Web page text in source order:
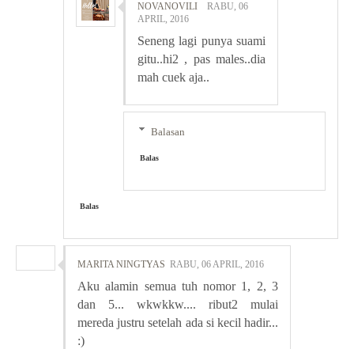
NOVANOVILI
RABU, 06
APRIL, 2016
Seneng lagi punya suami
gitu..hi2 , pas males..dia
mah cuek aja..
Balasan
Balas
Balas
MARITA NINGTYAS RABU, 06 APRIL, 2016
Aku alamin semua tuh nomor 1, 2, 3
dan 5... wkwkkw.... ribut2 mulai
mereda justru setelah ada si kecil hadir...
:)